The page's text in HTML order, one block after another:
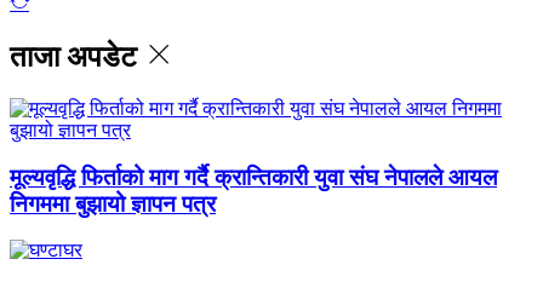
ताजा अपडेट
मूल्यवृद्धि फिर्ताको माग गर्दै क्रान्तिकारी युवा संघ नेपालले आयल
निगममा बुझायो ज्ञापन पत्र